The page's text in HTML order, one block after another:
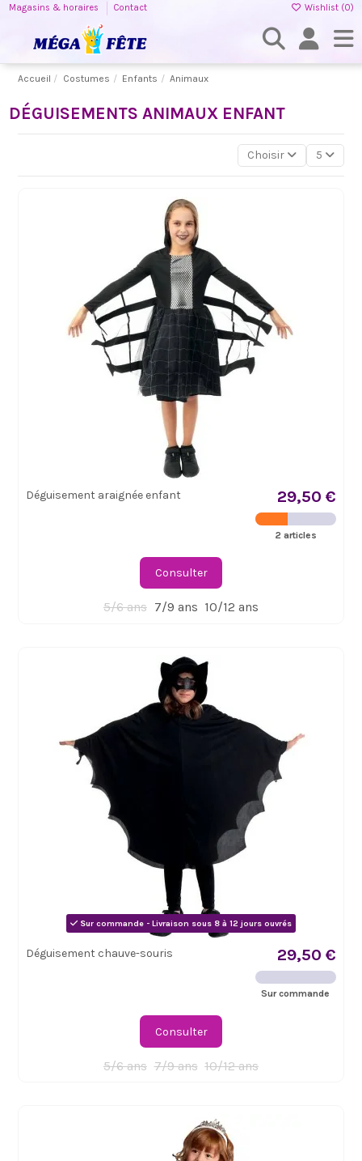
Magasins & horaires Contact Wishlist (0)
Accueil Costumes Enfants Animaux
DÉGUISEMENTS ANIMAUX ENFANT
Choisir 5
Déguisement araignée enfant 29,50 €
2 articles
Consulter
5/6 ans 7/9 ans 10/12 ans
Sur commande - Livraison sous 8 à 12 jours ouvrés
Déguisement chauve-souris 29,50 €
Sur commande
Consulter
5/6 ans 7/9 ans 10/12 ans